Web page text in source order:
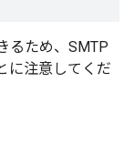
るため、SMTP
に注意してくだ